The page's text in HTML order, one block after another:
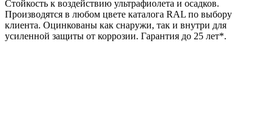
Стойкость к воздействию ультрафиолета и осадков.
Производятся в любом цвете каталога RAL по выбору
клиента. Оцинкованы как снаружи, так и внутри для
усиленной защиты от коррозии. Гарантия до 25 лет*.